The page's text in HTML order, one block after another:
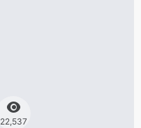
22,537